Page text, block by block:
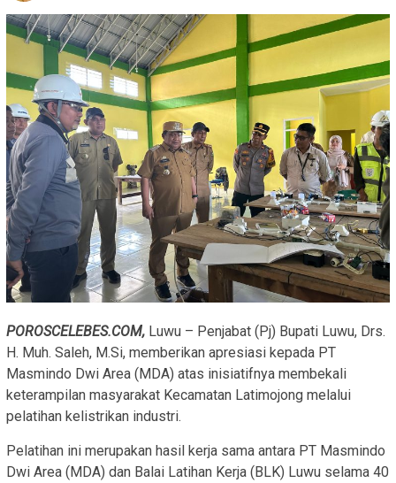
POROSCELEBES.COM, Luwu – Penjabat (Pj) Bupati Luwu, Drs.
H. Muh. Saleh, M.Si, memberikan apresiasi kepada PT
Masmindo Dwi Area (MDA) atas inisiatifnya membekali
keterampilan masyarakat Kecamatan Latimojong melalui
pelatihan kelistrikan industri.
Pelatihan ini merupakan hasil kerja sama antara PT Masmindo
Dwi Area (MDA) dan Balai Latihan Kerja (BLK) Luwu selama 40